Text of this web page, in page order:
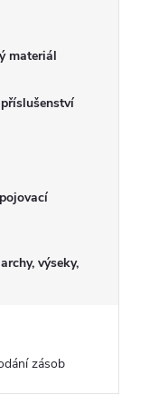
materiál
výseky,
zásob